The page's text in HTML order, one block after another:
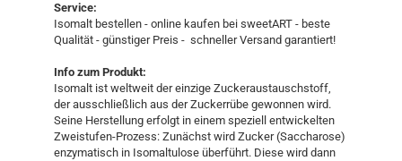
Service:
Isomalt bestellen - online kaufen bei sweetART - beste
Qualität - günstiger Preis - schneller Versand garantiert!
Info zum Produkt:
Isomalt ist weltweit der einzige Zuckeraustauschstoff,
der ausschließlich aus der Zuckerrübe gewonnen wird.
Seine Herstellung erfolgt in einem speziell entwickelten
Zweistufen-Prozess: Zunächst wird Zucker (Saccharose)
enzymatisch in Isomaltulose überführt. Diese wird dann